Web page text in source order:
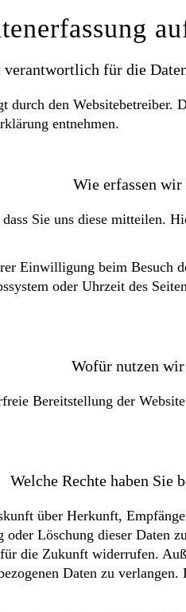
verantwortlich für die
durch den Websitebetreiber.
entnehmen.
Wie erfassen wir
Sie uns diese mitteilen.
Einwilligung beim Besuch
oder Uhrzeit des
Wofür nutzen
Bereitstellung der
Welche Rechte haben Sie
über Herkunft,
oder Löschung dieser
die Zukunft widerrufen.
Daten zu